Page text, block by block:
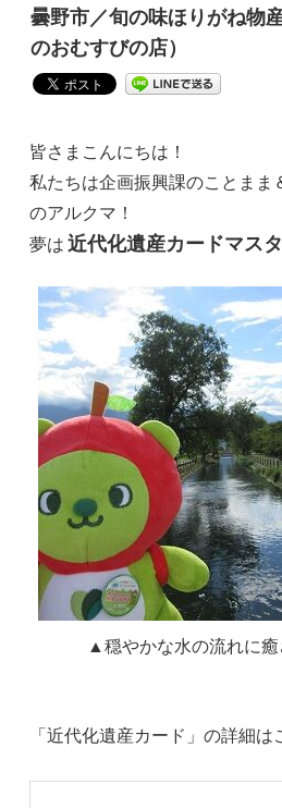
曇野市／旬の味ほりがね物
のおむすびの店）
皆さまこんにちは！
私たちは企画振興課のことまま
のアルクマ！
夢は近代化遺産カードマス
▲穏やかな水の流れに
「近代化遺産カード」の詳細は